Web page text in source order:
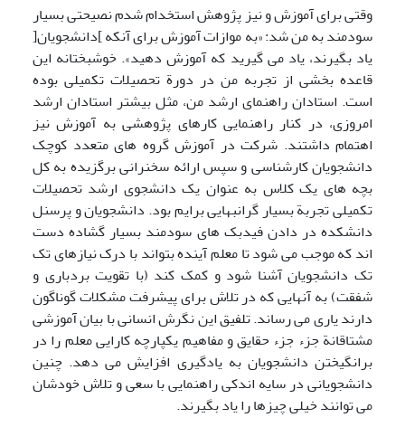
وقتی برای آموزش و نیز پژوهش استخدام شدم نصیحتی بسیار
سودمند به من شد: «به موازات آموزش برای آنکه ]دانشجویان[
یاد بگیرند، یاد می گیرید که آموزش دهید». خوشبختانه این
قاعده بخشی از تجربه من در دورة تحصیلات تکمیلی بوده
است. استادان راهنمای ارشد من، مثل بیشتر استادان ارشد
امروزی، در کنار راهنمایی کارهای پژوهشی به آموزش نیز
اهتمام داشتند. شرکت در آموزش گروه های متعدد کوچک
دانشجویان کارشناسی و سپس ارائه سخنرانی برگزیده به کل
بچه های یک کلاس به عنوان یک دانشجوی ارشد تحصیلات
تکمیلی تجربة بسیار گرانبهایی برایم بود. دانشجویان و پرسنل
دانشکده در دادن فیدبک های سودمند بسیار گشاده دست
اند که موجب می شود تا معلم آینده بتواند با درک نیازهای تک
تک دانشجویان آشنا شود و کمک کند (با تقویت بردباری و
شفقت) به آنهایی که در تلاش برای پیشرفت مشکلات گوناگون
دارند یاری می رساند. تلفیق این نگرش انسانی با بیان آموزشی
مشتاقانة جزء جزء حقایق و مفاهیم یکپارچه کارایی معلم را در
برانگیختن دانشجویان به یادگیری افزایش می دهد. چنین
دانشجویانی در سایه اندکی راهنمایی با سعی و تلاش خودشان
می توانند خیلی چیزها را یاد بگیرند.